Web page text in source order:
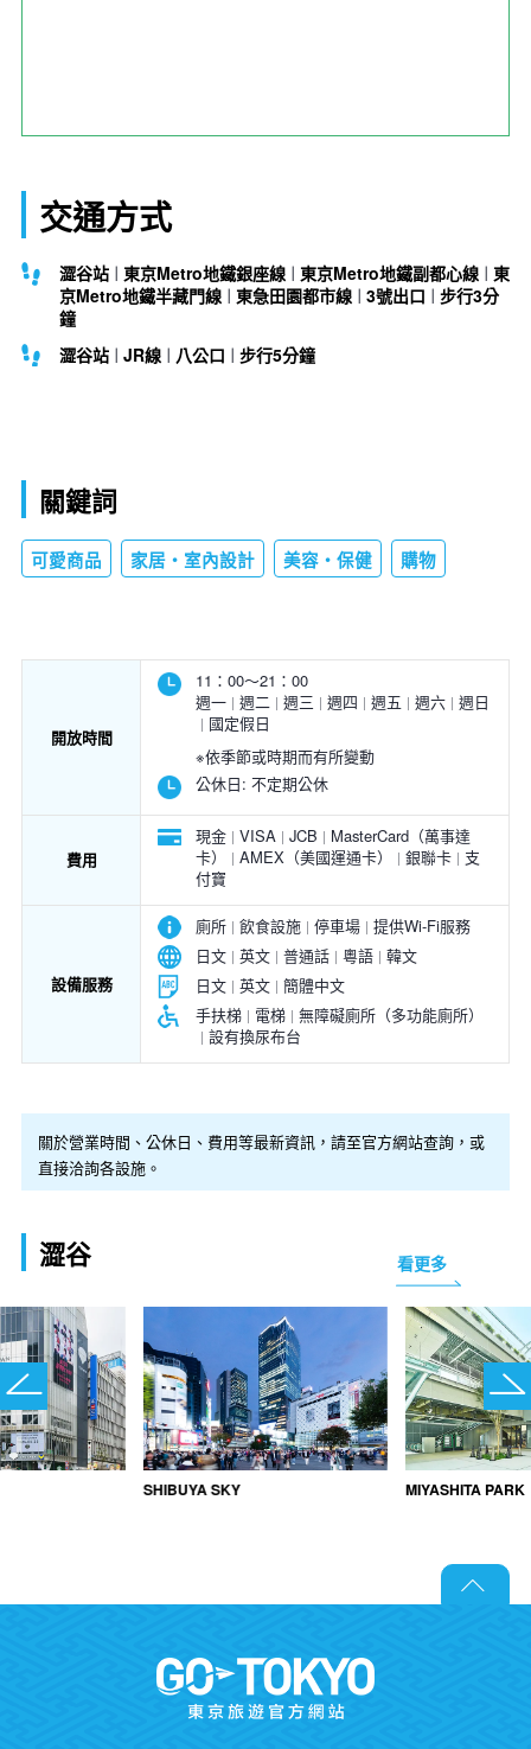
交通方式
澀谷站 東京Metro地鐵銀座線 東京Metro地鐵副都心線
東
京Metro地鐵半藏門線
東急田園都市線 3號出口
步行3分
鐘
澀谷站 JR線 八公口 步行5分鐘
關鍵詞
可愛商品 家居・室內設計 美容・保健 購物
開放時間
11：00～21：00
週一 週二 週三 週四 週五 週六 週日
國定假日
※依季節或時期而有所變動
公休日: 不定期公休
費用
現金 VISA JCB
MasterCard（萬事達
卡）
AMEX（美國運通卡） 銀聯卡
支
付寶
設備服務
廁所 飲食設施 停車場 提供Wi-Fi服務
日文 英文 普通話 粵語 韓文
日文 英文 簡體中文
手扶梯
電梯 無障礙廁所（多功能廁所）
設有換尿布台
關於營業時間、公休日、費用等最新資訊，請至官方網站查詢，或
直接洽詢各設施。
澀谷 看更多
SHIBUYA SKY MIYASHITA PARK